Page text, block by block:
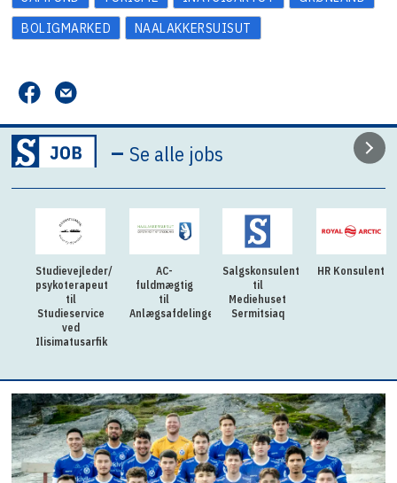
BOLIGMARKED
NAALAKKERSUISUT
–Se alle jobs
Studievejleder/
psykoterapeut
til
Studieservice
ved
Ilisimatusarfik
AC-
fuldmægtig
til
Anlægsafdelingen
Salgskonsulent
til
Mediehuset
Sermitsiaq
HR Konsulent